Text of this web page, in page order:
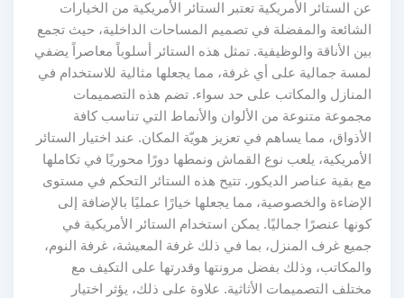
عن الستائر الأمريكية تعتبر الستائر الأمريكية من الخيارات
الشائعة والمفضلة في تصميم المساحات الداخلية، حيث تجمع
بين الأناقة والوظيفية. تمثل هذه الستائر أسلوباً معاصراً يضفي
لمسة جمالية على أي غرفة، مما يجعلها مثالية للاستخدام في
المنازل والمكاتب على حد سواء. تضم هذه التصميمات
مجموعة متنوعة من الألوان والأنماط التي تناسب كافة
الأذواق، مما يساهم في تعزيز هويّة المكان. عند اختيار الستائر
الأمريكية، يلعب نوع القماش ونمطها دورًا محوريًا في تكاملها
مع بقية عناصر الديكور. تتيح هذه الستائر التحكم في مستوى
الإضاءة والخصوصية، مما يجعلها خيارًا عمليًا بالإضافة إلى
كونها عنصرًا جماليًا. يمكن استخدام الستائر الأمريكية في
جميع غرف المنزل، بما في ذلك غرفة المعيشة، غرفة النوم،
والمكاتب، وذلك بفضل مرونتها وقدرتها على التكيف مع
مختلف التصميمات الأثاثية. علاوة على ذلك، يؤثر اختيار